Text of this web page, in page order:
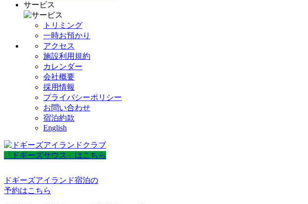
サービス
トリミング
一時お預かり
アクセス
施設利用規約
カレンダー
会社概要
採用情報
プライバシーポリシー
お問い合わせ
宿泊約款
English
「ドギーズサウス」はこちら
ドギーズアイランド宿泊の
予約はこちら